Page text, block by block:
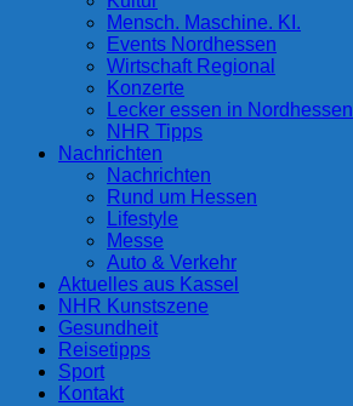
Mensch. Maschine. KI.
Events Nordhessen
Wirtschaft Regional
Konzerte
Lecker essen in Nordhessen
NHR Tipps
Nachrichten
Nachrichten
Rund um Hessen
Lifestyle
Messe
Auto & Verkehr
Aktuelles aus Kassel
NHR Kunstszene
Gesundheit
Reisetipps
Sport
Kontakt